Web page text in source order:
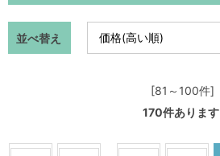
並べ替え
[81～100件]
170件あります